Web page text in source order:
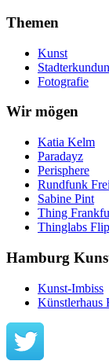
Themen
Kunst
Fotografie
Wir mögen
Katia Kelm
Paradayz
Perisphere
Rundfunk Frei
Sabine Pint
Thing
Thinglabs
Hamburg
Kunst-Imbiss
Künstlerhaus